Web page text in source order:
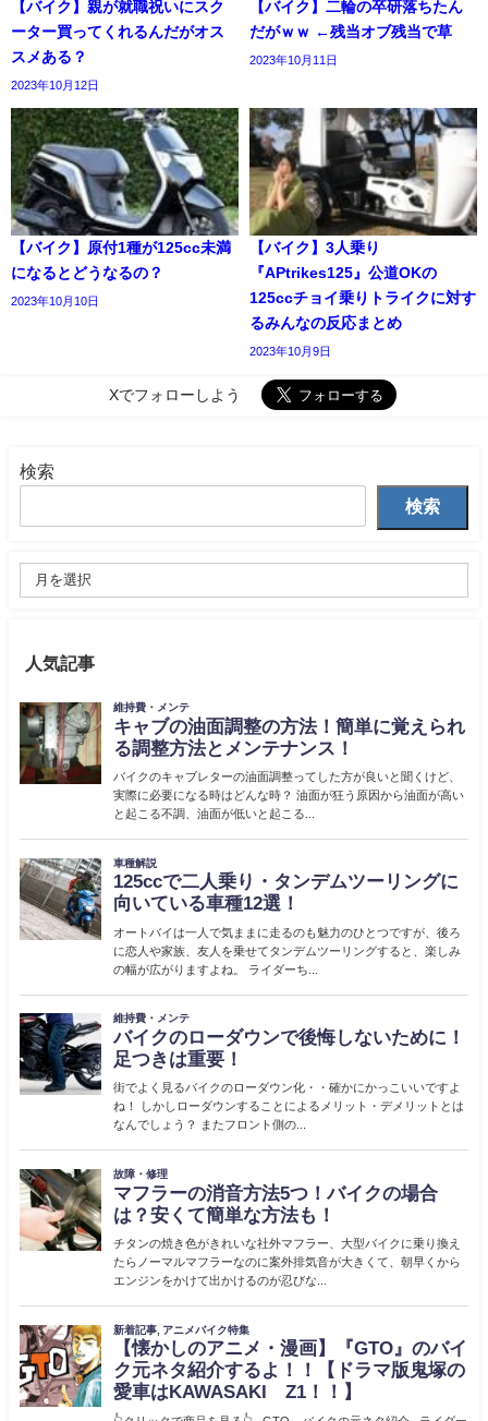
【バイク】親が就職祝いにスク
ーター買ってくれるんだがオス
スメある？
2023年10月12日
【バイク】二輪の卒研落ちたん
だがｗｗ ←残当オブ残当で草
2023年10月11日
【バイク】原付1種が125cc未満
になるとどうなるの？
2023年10月10日
【バイク】3人乗り
『APtrikes125』公道OKの
125ccチョイ乗りトライクに対す
るみんなの反応まとめ
2023年10月9日
Xでフォローしよう
検索
検索
人気記事